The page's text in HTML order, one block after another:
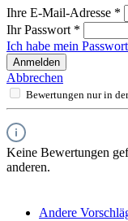
Ihre E-Mail-Adresse *
Ihr Passwort *
Ich habe mein
Anmelden
Abbrechen
Bewertungen nur in
Keine Bewertungen
anderen.
Andere